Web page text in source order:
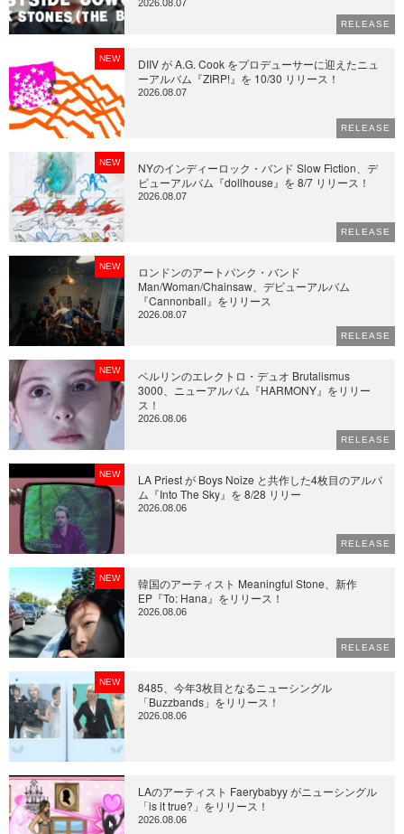
2026.08.07
RELEASE
NEW
DIIV が A.G. Cook をプロデューサーに迎えたニュ
ーアルバム『ZIRP!』を 10/30 リリース！
2026.08.07
RELEASE
NEW
NYのインディーロック・バンド Slow Fiction、デ
ビューアルバム『dollhouse』を 8/7 リリース！
2026.08.07
RELEASE
NEW
ロンドンのアートパンク・バンド
Man/Woman/Chainsaw、デビューアルバム
『Cannonball』をリリース
2026.08.07
RELEASE
NEW
ベルリンのエレクトロ・デュオ Brutalismus
3000、ニューアルバム『HARMONY』をリリー
ス！
2026.08.06
RELEASE
NEW
LA Priest が Boys Noize と共作した4枚目のアルバ
ム『Into The Sky』を 8/28 リリー
2026.08.06
RELEASE
NEW
韓国のアーティスト Meaningful Stone、新作
EP『To: Hana』をリリース！
2026.08.06
RELEASE
NEW
8485、今年3枚目となるニューシングル
「Buzzbands」をリリース！
2026.08.06
LAのアーティスト Faerybabyy がニューシングル
「is it true?」をリリース！
2026.08.06